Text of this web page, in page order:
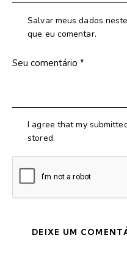
Salvar meus dados
que eu comentar.
I agree that my
stored.